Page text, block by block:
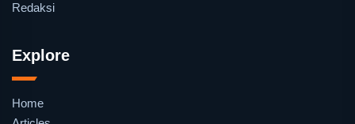
Redaksi
Explore
Home